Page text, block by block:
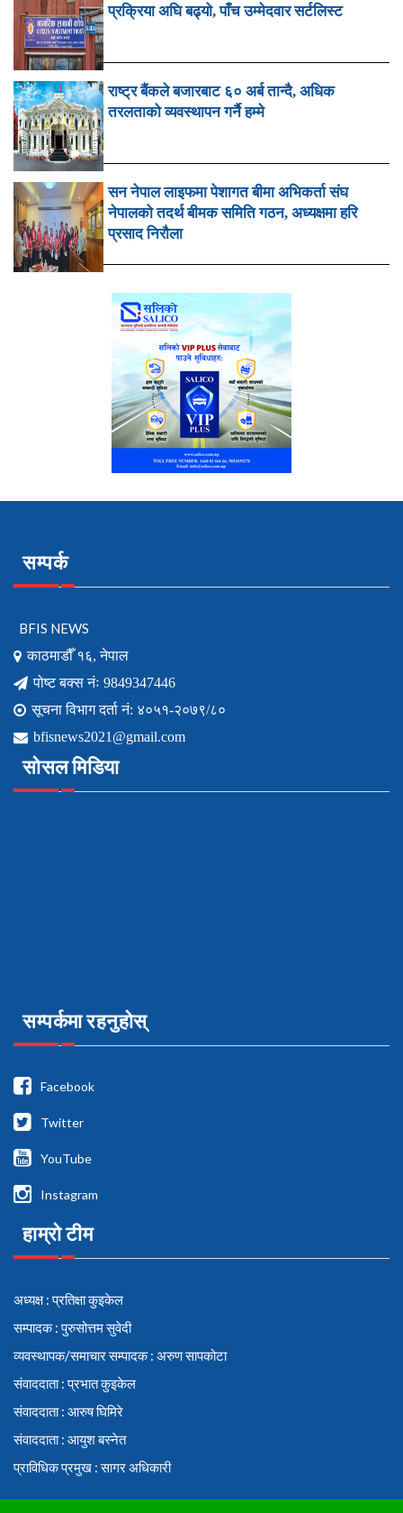
प्रक्रिया अघि बढ्यो, पाँच उम्मेदवार सर्टलिस्ट
राष्ट्र बैंकले बजारबाट ६० अर्ब तान्दै, अधिक
तरलताको व्यवस्थापन गर्नै हम्मे
सन नेपाल लाइफमा पेशागत बीमा अभिकर्ता संघ
नेपालको तदर्थ बीमक समिति गठन, अध्यक्षमा हरि
प्रसाद निरौला
सम्पर्क
BFIS NEWS
काठमाडौँ १६, नेपाल
पोष्ट बक्स नंः 9849347446
सूचना विभाग दर्ता नं: ४०५१-२०७९/८०
bfisnews2021@gmail.com
सोसल मिडिया
सम्पर्कमा रहनुहोस्
Facebook
Twitter
YouTube
Instagram
हाम्रो टीम
अध्यक्ष : प्रतिक्षा कुइकेल
सम्पादक : पुरुसोत्तम सुवेदी
व्यवस्थापक/समाचार सम्पादक : अरुण सापकोटा
संवाददाता : प्रभात कुइकेल
संवाददाता : आरुष घिमिरे
संवाददाता : आयुश बस्नेत
प्राविधिक प्रमुख : सागर अधिकारी